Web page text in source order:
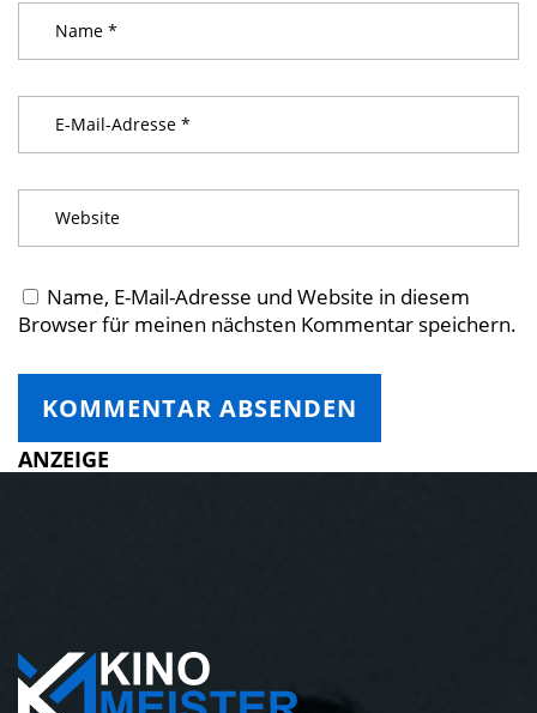
Name, E-Mail-Adresse und Website in diesem
Browser für meinen nächsten Kommentar speichern.
ANZEIGE